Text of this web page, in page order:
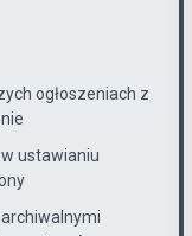
ogłoszeniach z
ustawianiu